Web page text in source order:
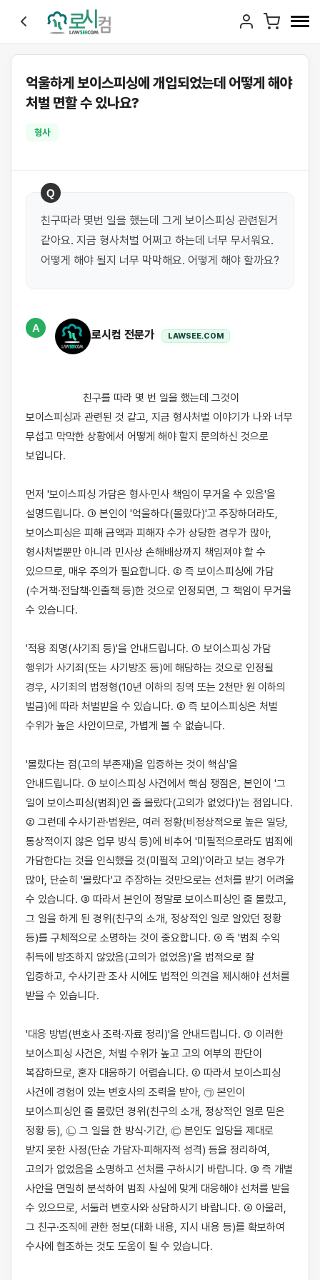
억울하게 보이스피싱에 개입되었는데 어떻게 해야
처벌 면할 수 있나요?
형사
Q
친구따라 몇번 일을 했는데 그게 보이스피싱 관련된거
같아요. 지금 형사처벌 어쩌고 하는데 너무 무서워요.
어떻게 해야 될지 너무 막막해요. 어떻게 해야 할까요?
A
로시컴 전문가 LAWSEE.COM
보이스피싱과 관련된 것 같고, 지금 형사처벌 이야기가 나와 너무
무섭고 막막한 상황에서 어떻게 해야 할지 문의하신 것으로
보입니다.
먼저 '보이스피싱 가담은 형사·민사 책임이 무거울 수 있음'을
설명드립니다. ① 본인이 '억울하다(몰랐다)'고 주장하더라도,
보이스피싱은 피해 금액과 피해자 수가 상당한 경우가 많아,
형사처벌뿐만 아니라 민사상 손해배상까지 책임져야 할 수
있으므로, 매우 주의가 필요합니다. ② 즉 보이스피싱에 가담
(수거책·전달책·인출책 등)한 것으로 인정되면, 그 책임이 무거울
수 있습니다.
'적용 죄명(사기죄 등)'을 안내드립니다. ① 보이스피싱 가담
행위가 사기죄(또는 사기방조 등)에 해당하는 것으로 인정될
경우, 사기죄의 법정형(10년 이하의 징역 또는 2천만 원 이하의
벌금)에 따라 처벌받을 수 있습니다. ② 즉 보이스피싱은 처벌
수위가 높은 사안이므로, 가볍게 볼 수 없습니다.
'몰랐다는 점(고의 부존재)을 입증하는 것이 핵심'을
안내드립니다. ① 보이스피싱 사건에서 핵심 쟁점은, 본인이 '그
일이 보이스피싱(범죄)인 줄 몰랐다(고의가 없었다)'는 점입니다.
② 그런데 수사기관·법원은, 여러 정황(비정상적으로 높은 일당,
통상적이지 않은 업무 방식 등)에 비추어 '미필적으로라도 범죄에
가담한다는 것을 인식했을 것(미필적 고의)'이라고 보는 경우가
많아, 단순히 '몰랐다'고 주장하는 것만으로는 선처를 받기 어려울
수 있습니다. ③ 따라서 본인이 정말로 보이스피싱인 줄 몰랐고,
그 일을 하게 된 경위(친구의 소개, 정상적인 일로 알았던 정황
등)를 구체적으로 소명하는 것이 중요합니다. ④ 즉 '범죄 수익
취득에 방조하지 않았음(고의가 없었음)'을 법적으로 잘
입증하고, 수사기관 조사 시에도 법적인 의견을 제시해야 선처를
받을 수 있습니다.
'대응 방법(변호사 조력·자료 정리)'을 안내드립니다. ① 이러한
보이스피싱 사건은, 처벌 수위가 높고 고의 여부의 판단이
복잡하므로, 혼자 대응하기 어렵습니다. ② 따라서 보이스피싱
사건에 경험이 있는 변호사의 조력을 받아, ㉠ 본인이
보이스피싱인 줄 몰랐던 경위(친구의 소개, 정상적인 일로 믿은
정황 등), ㉡ 그 일을 한 방식·기간, ㉢ 본인도 일당을 제대로
받지 못한 사정(단순 가담자·피해자적 성격) 등을 정리하여,
고의가 없었음을 소명하고 선처를 구하시기 바랍니다. ③ 즉 개별
사안을 면밀히 분석하여 범죄 사실에 맞게 대응해야 선처를 받을
수 있으므로, 서둘러 변호사와 상담하시기 바랍니다. ④ 아울러,
그 친구·조직에 관한 정보(대화 내용, 지시 내용 등)를 확보하여
수사에 협조하는 것도 도움이 될 수 있습니다.